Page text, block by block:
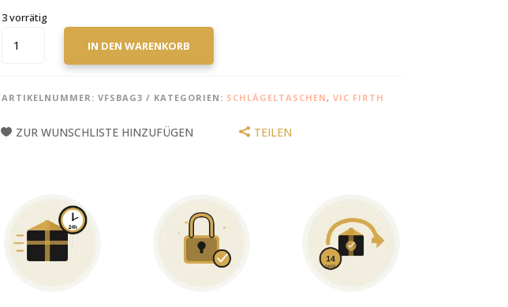
3 vorrätig
FIRTH
BAG,
IN DEN WARENKORB
ARTIKELNUMMER: VFSBAG3 KATEGORIEN: SCHLÄGELTASCHEN , VIC FIRTH
ZUR WUNSCHLISTE HINZUFÜGEN TEILEN